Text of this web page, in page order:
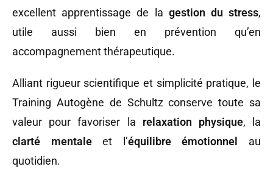
excellent apprentissage de la gestion du stress,
utile aussi bien en prévention qu’en
accompagnement thérapeutique.
Alliant rigueur scientifique et simplicité pratique, le
Training Autogène de Schultz conserve toute sa
valeur pour favoriser la relaxation physique, la
clarté mentaleet l’équilibre émotionnel au
quotidien.